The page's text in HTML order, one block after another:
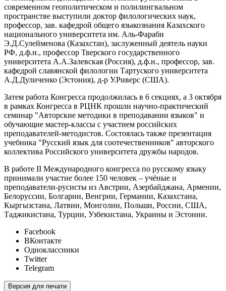
современном геополитическом и полилингвальном
пространстве выступили доктор филологических наук,
профессор, зав. кафедрой общего языкознания Казахского
национального университета им. Аль-Фараби
Э.Д.Сулейменова (Казахстан), заслуженный деятель науки
РФ, д.ф.н., профессор Тверского государственного
университета А.А.Залевская (Россия), д.ф.н., профессор, зав.
кафедрой славянской филологии Тартуского университета
А.Д.Дуличенко (Эстония), д-р У.Риверс (США).
Затем работа Конгресса продолжилась в 6 секциях, а 3 октября
в рамках Конгресса в РЦНК прошли научно-практический
семинар "Авторские методики в преподавании языков" и
обучающие мастер-классы с участием российских
преподавателей-методистов. Состоялась также презентация
учебника "Русский язык для соотечественников" авторского
коллектива Российского университета дружбы народов.
В работе II Международного конгресса по русскому языку
принимали участие более 150 человек – учёные и
преподаватели-русисты из Австрии, Азербайджана, Армении,
Белоруссии, Болгарии, Венгрии, Германии, Казахстана,
Кыргызстана, Латвии, Монголии, Польши, России, США,
Таджикистана, Турции, Узбекистана, Украины и Эстонии.
Facebook
ВКонтакте
Одноклассники
Twitter
Telegram
Версия для печати